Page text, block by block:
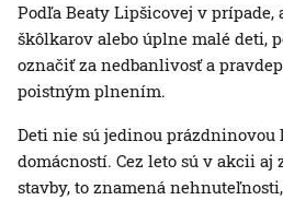
Podľa Beaty Lipšicovej v prípade,
škôlkarov alebo úplne malé deti,
označiť za nedbanlivosť a
poistným plnením.
Deti nie sú jedinou prázdninovou
domácností. Cez leto sú v akcii aj
stavby, to znamená